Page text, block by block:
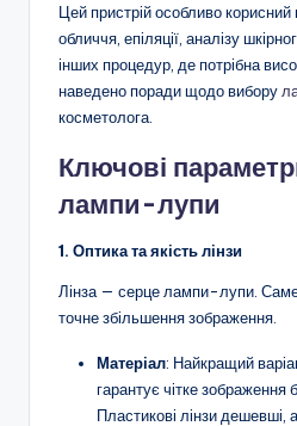
Цей пристрій особливо корисний
обличчя, епіляції, аналізу
інших процедур, де потрібна
наведено поради щодо вибору
косметолога.
Ключові
лампи-лупи
1. Оптика та якість лінзи
Лінза — серце лампи-лупи. Саме
точне збільшення зображення.
Матеріал: Найкращий
гарантує чітке зображення
Пластикові лінзи дешевші,